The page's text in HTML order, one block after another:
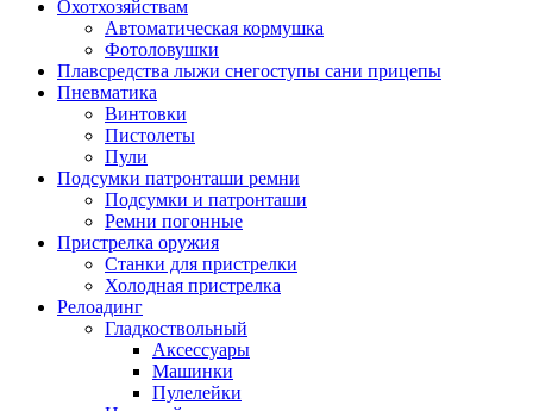
Охотхозяйствам
Автоматическая кормушка
Фотоловушки
Плавсредства лыжи снегоступы сани прицепы
Пневматика
Винтовки
Пистолеты
Пули
Подсумки патронташи ремни
Подсумки и патронташи
Ремни погонные
Пристрелка оружия
Станки для пристрелки
Холодная пристрелка
Релоадинг
Гладкоствольный
Аксессуары
Машинки
Пулелейки